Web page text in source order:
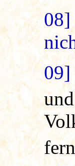
08]
09]